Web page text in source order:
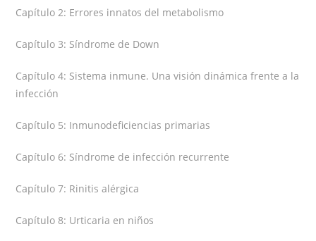
Capítulo 2: Errores innatos del metabolismo
Capítulo 3: Síndrome de Down
Capítulo 4: Sistema inmune. Una visión dinámica frente a la
infección
Capítulo 5: Inmunodeficiencias primarias
Capítulo 6: Síndrome de infección recurrente
Capítulo 7: Rinitis alérgica
Capítulo 8: Urticaria en niños